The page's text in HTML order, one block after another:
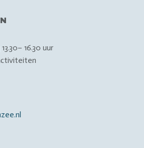
16.30 uur